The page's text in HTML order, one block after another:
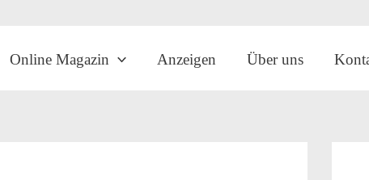
Online Magazin Anzeigen Über uns